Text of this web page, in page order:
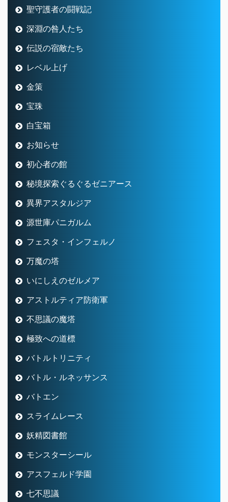
聖守護者の闘戦記
深淵の咎人たち
伝説の宿敵たち
レベル上げ
金策
宝珠
白宝箱
お知らせ
初心者の館
秘境探索ぐるぐるゼニアース
異界アスタルジア
源世庫パニガルム
フェスタ・インフェルノ
万魔の塔
いにしえのゼルメア
アストルティア防衛軍
不思議の魔塔
極致への道標
バトルトリニティ
バトル・ルネッサンス
バトエン
スライムレース
妖精図書館
モンスターシール
アスフェルド学園
七不思議